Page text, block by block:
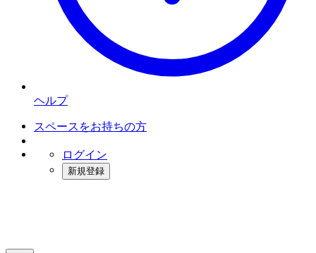
ヘルプ
スペースをお持ちの方
ログイン
新規登録